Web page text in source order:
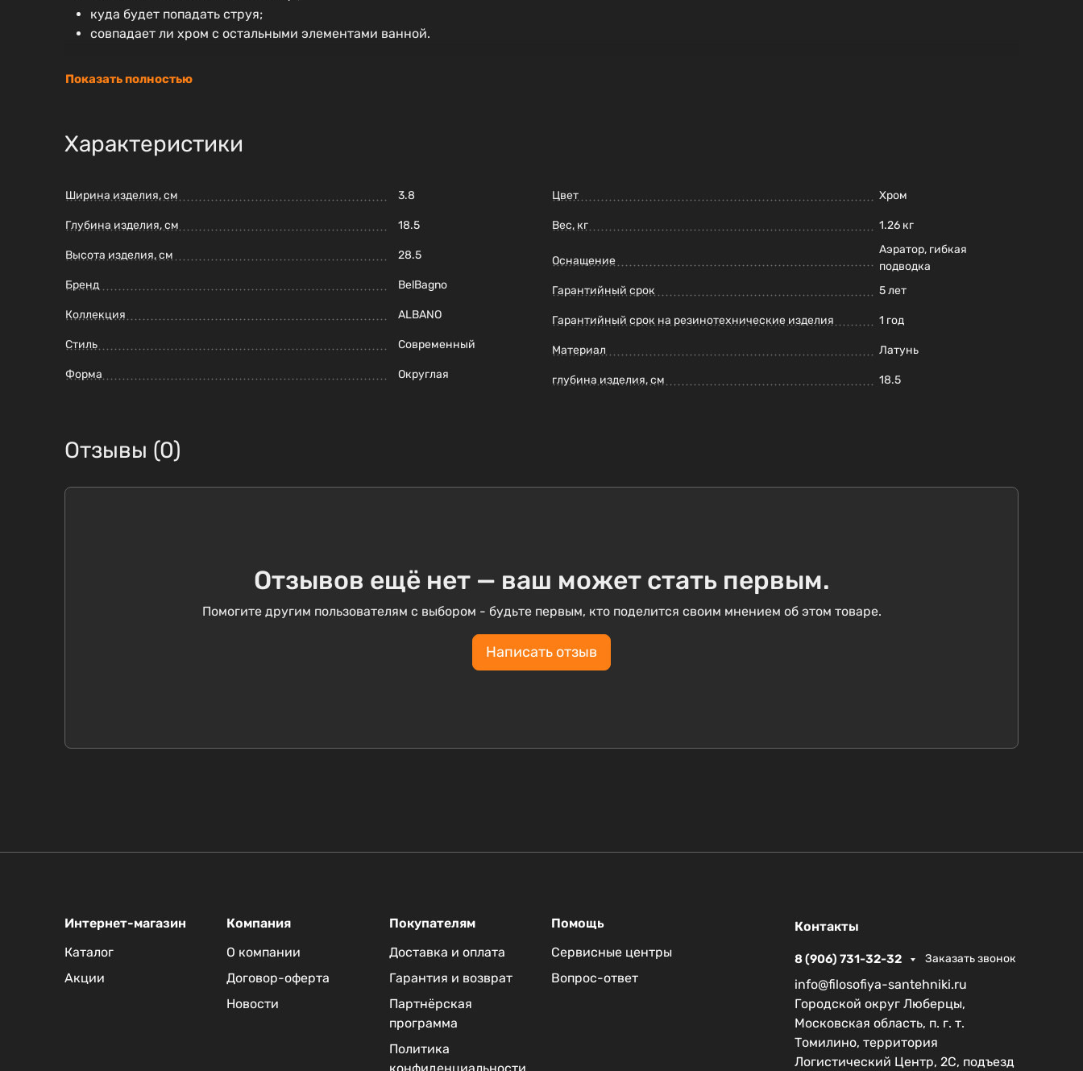
куда будет попадать струя;
совпадает ли хром с остальными элементами ванной.
Показать полностью
Характеристики
Ширина изделия, см 3.8
Глубина изделия, см 18.5
Высота изделия, см 28.5
Бренд BelBagno
Коллекция ALBANO
Стиль Современный
Форма Округлая
Цвет Хром
Вес, кг 1.26 кг
Оснащение
Аэратор, гибкая
подводка
Гарантийный срок
5 лет
Гарантийный срок на резинотехнические изделия 1 год
Материал Латунь
глубина изделия, см 18.5
Отзывы (0)
Отзывов ещё нет — ваш может стать первым.
Помогите другим пользователям с выбором - будьте первым, кто поделится своим мнением об этом товаре.
Написать отзыв
Интернет-магазин
Каталог
Акции
Компания
О компании
Договор-оферта
Новости
Покупателям
Доставка и оплата
Гарантия и возврат
Партнёрская
программа
Политика
Помощь
Сервисные центры
Вопрос-ответ
Контакты
8 (906) 731-32-32 Заказать звонок
info@filosofiya-santehniki.ru
Городской округ Люберцы,
Московская область, п. г. т.
Томилино, территория
Логистический Центр, 2С, подъезд